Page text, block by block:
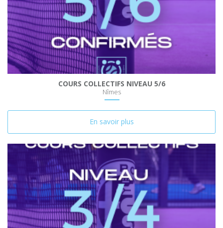
COURS COLLECTIFS NIVEAU 5/6
Nîmes
En savoir plus